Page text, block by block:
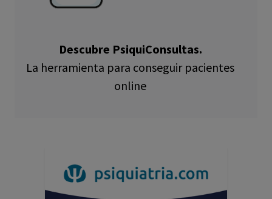
Descubre PsiquiConsultas.
La herramienta para conseguir pacientes
online